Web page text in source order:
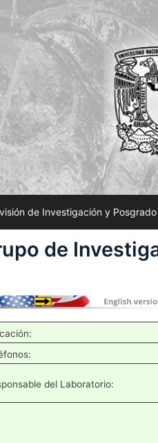
de Investigación y Posgrado
de
del Laboratorio: